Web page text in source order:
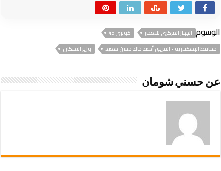
الوسوم الجهاز المركزي للتعمير
كوبري 45
محافظ الإسكندرية • الفريق أحمد خالد حسن سعيد
وزير الاسكان
عن حسني شومان